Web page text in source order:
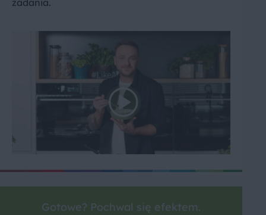
zadania.
Gotowe? Pochwal się efektem.